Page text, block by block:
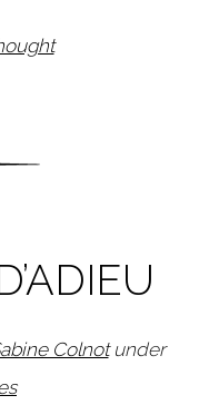
Colnotunder